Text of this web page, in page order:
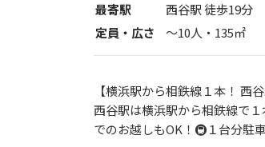
最寄駅
西谷駅 徒歩19分
定員・広さ
〜10人・ 135㎡
【横浜駅から相鉄線１本！ 西
西谷駅は横浜駅から相鉄線で
でのお越しもOK！🚇１台分